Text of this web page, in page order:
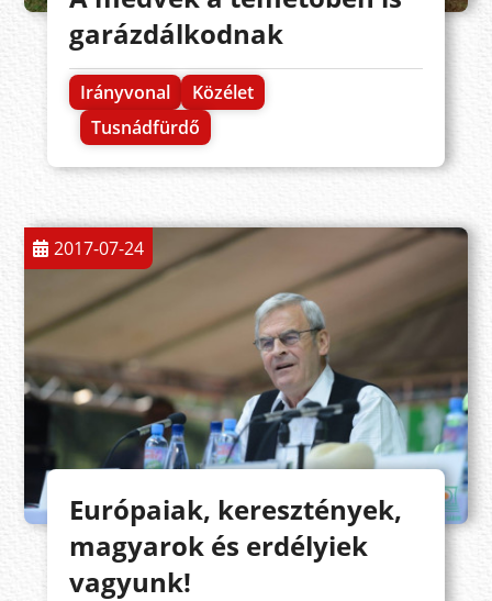
garázdálkodnak
Irányvonal
Közélet
Tusnádfürdő
2017-07-24
Európaiak, keresztények,
magyarok és erdélyiek
vagyunk!